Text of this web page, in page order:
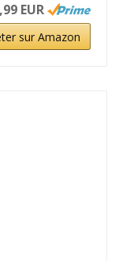
EUR
sur Amazon